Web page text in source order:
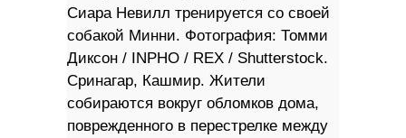
Сиара Невилл тренируется со своей
собакой Минни. Фотография: Томми
Диксон / INPHO / REX / Shutterstock.
Сринагар, Кашмир. Жители
собираются вокруг обломков дома,
поврежденного в перестрелке между